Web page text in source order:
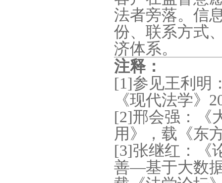
法者旁落。信
份、联系方式
济体系。
注释：
[1]参见王利明
《现代法学》
[2]邢会强：《
用》，载《东
[3]张继红：《
善—基于大数